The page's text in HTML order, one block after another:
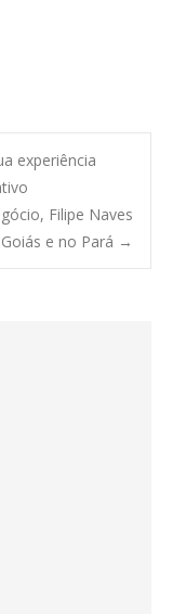
experiência
Filipe Naves
e no Pará →